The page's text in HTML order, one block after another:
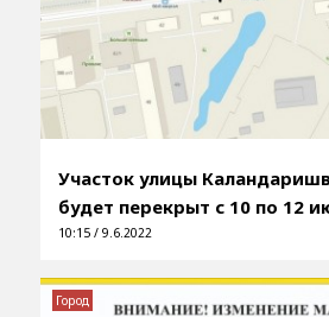
Участок улицы
будет перекрыт с 10 по 12
10:15 / 9.6.2022
Город